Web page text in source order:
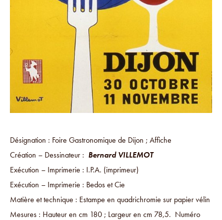
Désignation : Foire Gastronomique de Dijon ; Affiche
Création – Dessinateur : Bernard VILLEMOT
Exécution – Imprimerie : I.P.A. (imprimeur)
Exécution – Imprimerie : Bedos et Cie
Matière et technique : Estampe en quadrichromie sur papier vélin
Mesures : Hauteur en cm 180 ; Largeur en cm 78,5. Numéro